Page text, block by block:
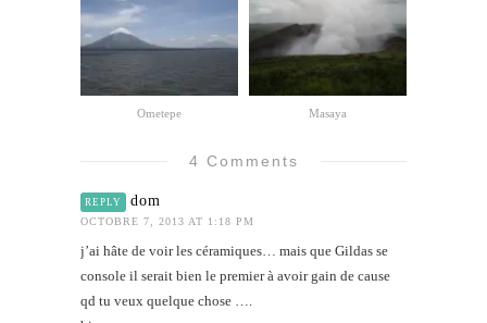
Ometepe Masaya
4 Comments
REPLY dom
OCTOBRE 7, 2013 AT 1:18 PM
j’ai hâte de voir les céramiques… mais que Gildas se
console il serait bien le premier à avoir gain de cause
qd tu veux quelque chose ….